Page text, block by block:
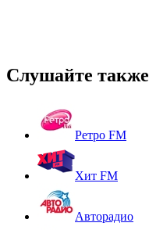
Слушайте также
Ретро FM
Хит FM
Авторадио